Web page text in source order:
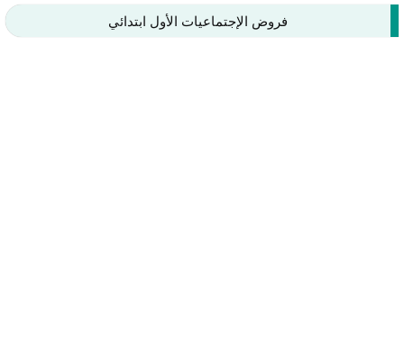
فروض الإجتماعيات الأول ابتدائي